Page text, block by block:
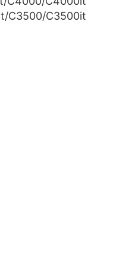
C3500/C3500it